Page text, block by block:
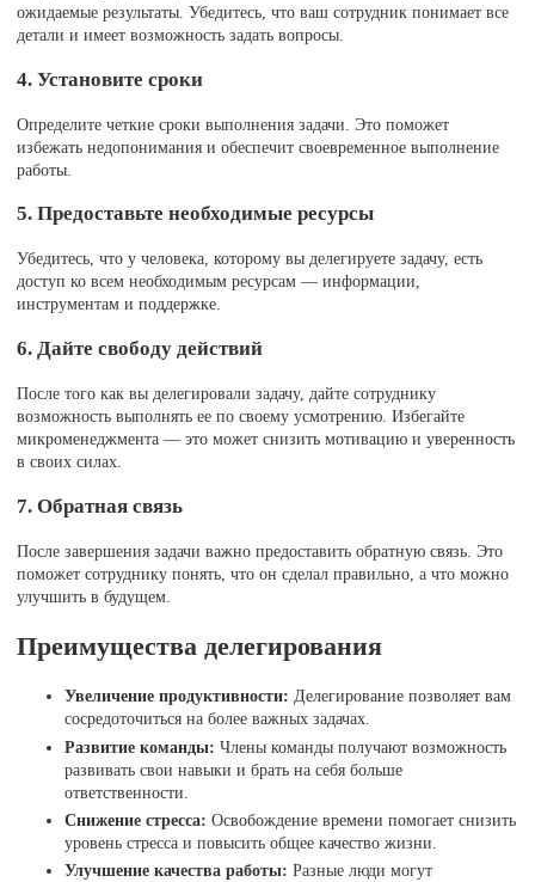
ожидаемые результаты. Убедитесь, что ваш сотрудник понимает все
детали и имеет возможность задать вопросы.
4. Установите сроки
Определите четкие сроки выполнения задачи. Это поможет
избежать недопонимания и обеспечит своевременное выполнение
работы.
5. Предоставьте необходимые ресурсы
Убедитесь, что у человека, которому вы делегируете задачу, есть
доступ ко всем необходимым ресурсам — информации,
инструментам и поддержке.
6. Дайте свободу действий
После того как вы делегировали задачу, дайте сотруднику
возможность выполнять ее по своему усмотрению. Избегайте
микроменеджмента — это может снизить мотивацию и уверенность
в своих силах.
7. Обратная связь
После завершения задачи важно предоставить обратную связь. Это
поможет сотруднику понять, что он сделал правильно, а что можно
улучшить в будущем.
Преимущества делегирования
Увеличение продуктивности: Делегирование позволяет вам
сосредоточиться на более важных задачах.
Развитие команды: Члены команды получают возможность
развивать свои навыки и брать на себя больше
ответственности.
Снижение стресса: Освобождение времени помогает снизить
уровень стресса и повысить общее качество жизни.
Улучшение качества работы: Разные люди могут